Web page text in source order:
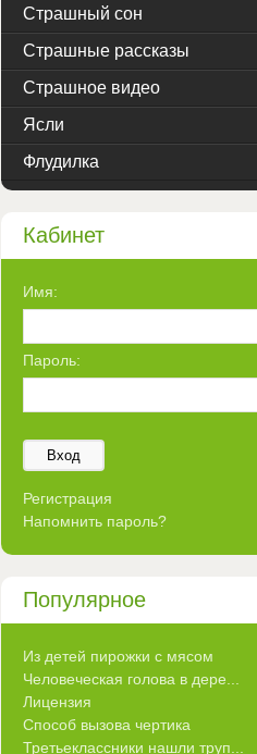
Страшный сон
Страшные рассказы
Страшное видео
Ясли
Флудилка
Кабинет
Имя:
Пароль:
Вход
Регистрация
Напомнить пароль?
Популярное
Из детей пирожки с мясом
Человеческая голова в дере...
Лицензия
Способ вызова чертика
Третьеклассники нашли труп...